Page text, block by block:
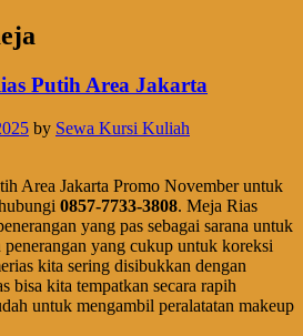
Putih Area Jakarta
by Sewa Kursi Kuliah
Area Jakarta Promo November untuk
0857-7733-3808. Meja Rias
yang pas sebagai sarana untuk
penerangan yang cukup untuk koreksi
kita sering disibukkan dengan
bisa kita tempatkan secara rapih
untuk mengambil peralatatan makeup